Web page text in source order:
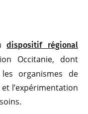
dispositif régional
Occitanie, dont
organismes de
l’expérimentation